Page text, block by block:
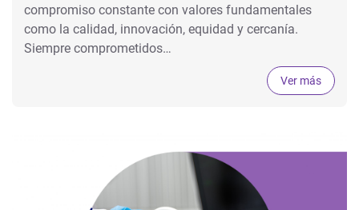
compromiso constante con valores fundamentales
como la calidad, innovación, equidad y cercanía.
Siempre comprometidos…
Ver más